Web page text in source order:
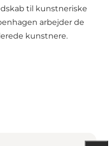
til kunstneriske
arbejder de
kunstnere.